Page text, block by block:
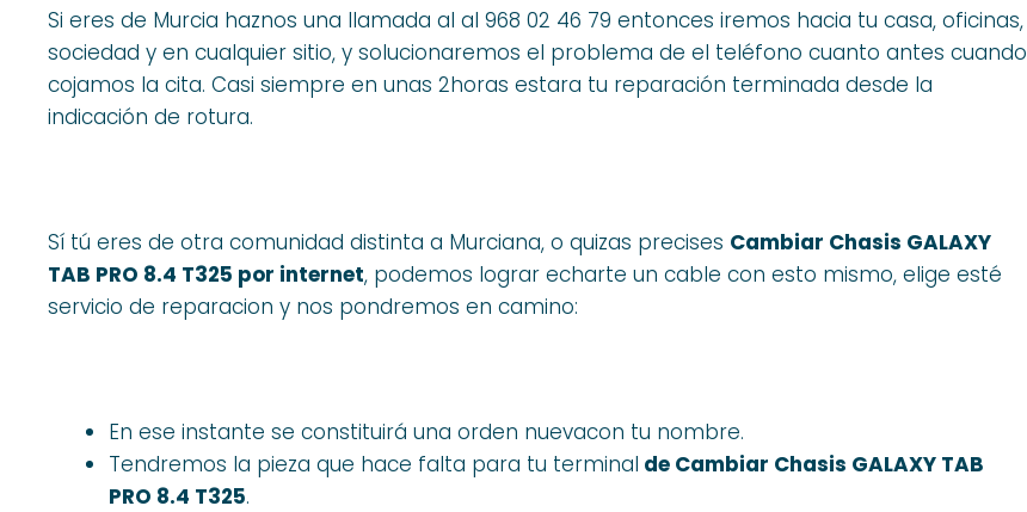
Si eres de Murcia haznos una llamada al al 968 02 46 79 entonces iremos hacia tu casa, oficinas,
sociedad y en cualquier sitio, y solucionaremos el problema de el teléfono cuanto antes cuando
cojamos la cita. Casi siempre en unas 2horas estara tu reparación terminada desde la
indicación de rotura.
Sí tú eres de otra comunidad distinta a Murciana, o quizas precises Cambiar Chasis GALAXY
TAB PRO 8.4 T325 por internet, podemos lograr echarte un cable con esto mismo, elige esté
servicio de reparacion y nos pondremos en camino:
En ese instante se constituirá una orden nuevacon tu nombre.
Tendremos la pieza que hace falta para tu terminal de Cambiar Chasis GALAXY TAB
PRO 8.4 T325.